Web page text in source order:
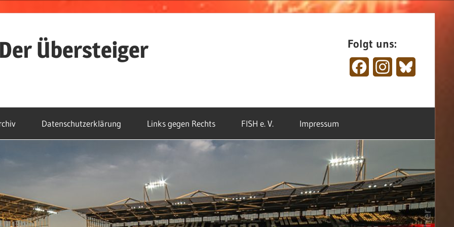
Der Übersteiger Folgt uns:
FacebookInstagram
Datenschutzerklärung Links gegen Rechts FISH e. V. Impressum